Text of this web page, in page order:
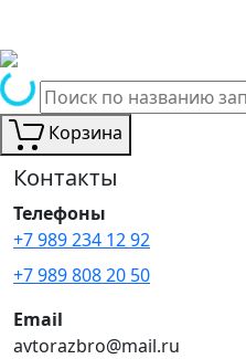
Корзина
Контакты
Телефоны
+7 989 234 12 92
+7 989 808 20 50
Email
avtorazbro@mail.ru